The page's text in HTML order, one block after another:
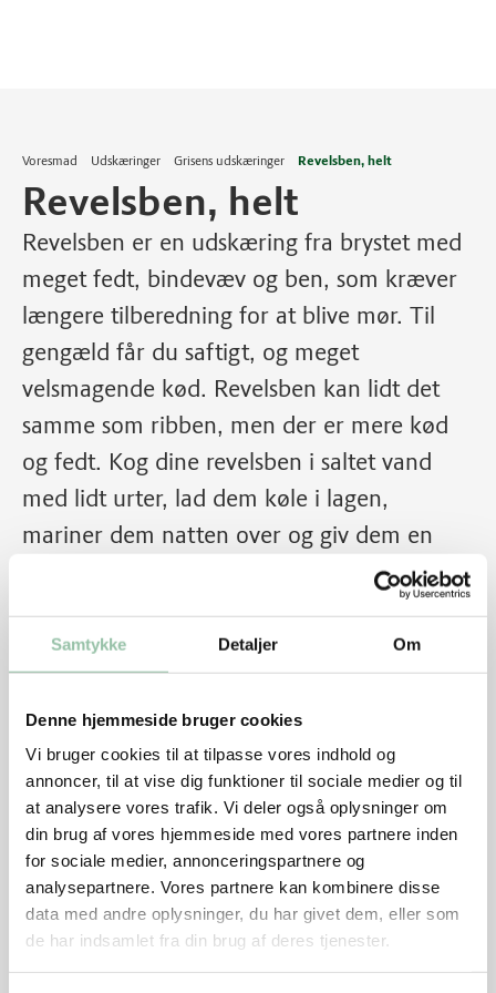
Samtykke Detaljer Om
Denne hjemmeside bruger cookies
Vi bruger cookies til at tilpasse vores indhold og
annoncer, til at vise dig funktioner til sociale medier og til
at analysere vores trafik. Vi deler også oplysninger om
din brug af vores hjemmeside med vores partnere inden
for sociale medier, annonceringspartnere og
analysepartnere. Vores partnere kan kombinere disse
data med andre oplysninger, du har givet dem, eller som
de har indsamlet fra din brug af deres tjenester.
Voresmad Udskæringer Grisens udskæringer Revelsben, helt
Revelsben, helt
Revelsben er en udskæring fra brystet med
meget fedt, bindevæv og ben, som kræver
længere tilberedning for at blive mør. Til
gengæld får du saftigt, og meget
velsmagende kød. Revelsben kan lidt det
samme som ribben, men der er mere kød
og fedt. Kog dine revelsben i saltet vand
med lidt urter, lad dem køle i lagen,
mariner dem natten over og giv dem en
Skærevejledning